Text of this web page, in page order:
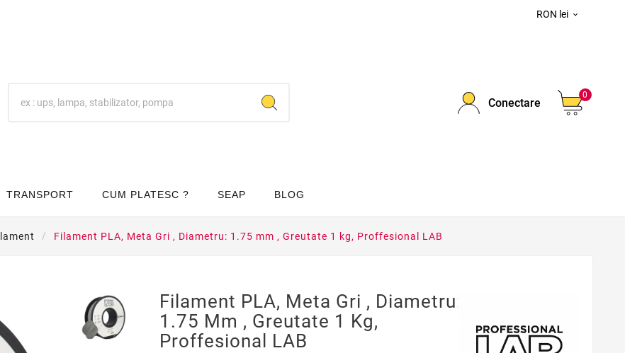
RON lei 
Conectare
0
TRANSPORT CUM PLATESC ? SEAP BLOG
Filament PLA, Meta Gri , Diametru: 1.75 mm , Greutate 1 kg, Proffesional LAB
Filament PLA, Meta Gri , Diametru:
1.75 Mm , Greutate 1 Kg,
Proffesional LAB